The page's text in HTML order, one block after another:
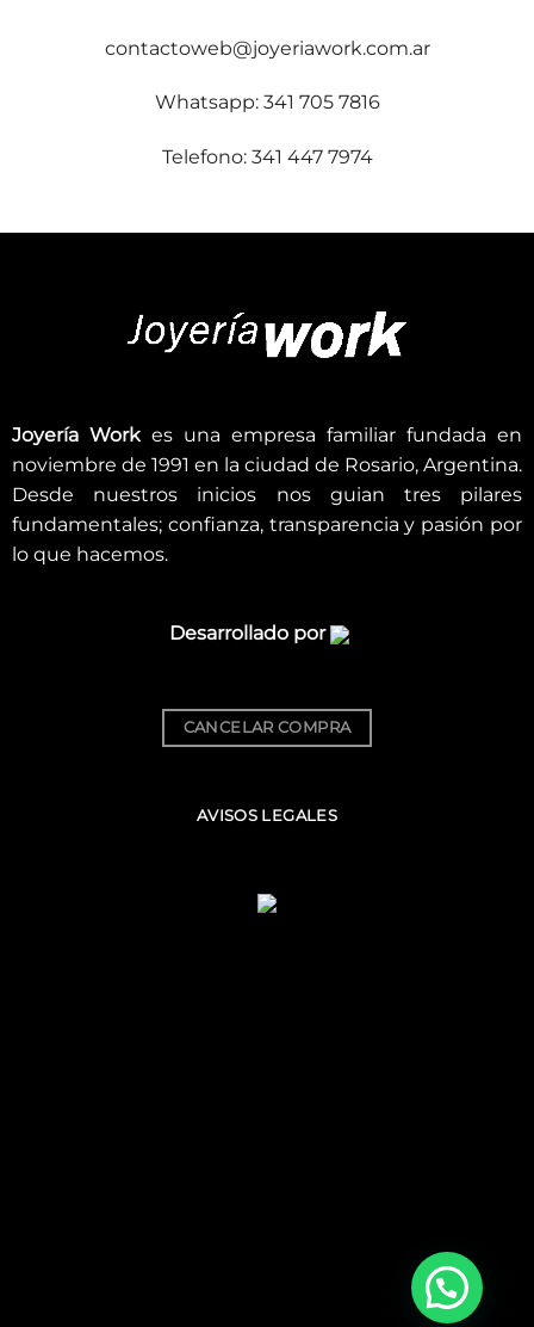
contactoweb@joyeriawork.com.ar
Whatsapp: 341 705 7816
Telefono: 341 447 7974
Joyería Workes una empresa familiar fundada en
noviembre de 1991 en la ciudad de Rosario, Argentina.
Desde nuestros inicios nos guian tres pilares
fundamentales; confianza, transparencia y pasión por
lo que hacemos.
Desarrollado por
CANCELAR COMPRA
AVISOS LEGALES